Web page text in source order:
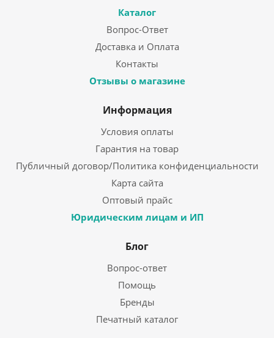
Каталог
Вопрос-Ответ
Доставка и Оплата
Контакты
Отзывы о магазине
Информация
Условия оплаты
Гарантия на товар
Публичный договор/Политика конфиденциальности
Карта сайта
Оптовый прайс
Юридическим лицам и ИП
Блог
Вопрос-ответ
Помощь
Бренды
Печатный каталог